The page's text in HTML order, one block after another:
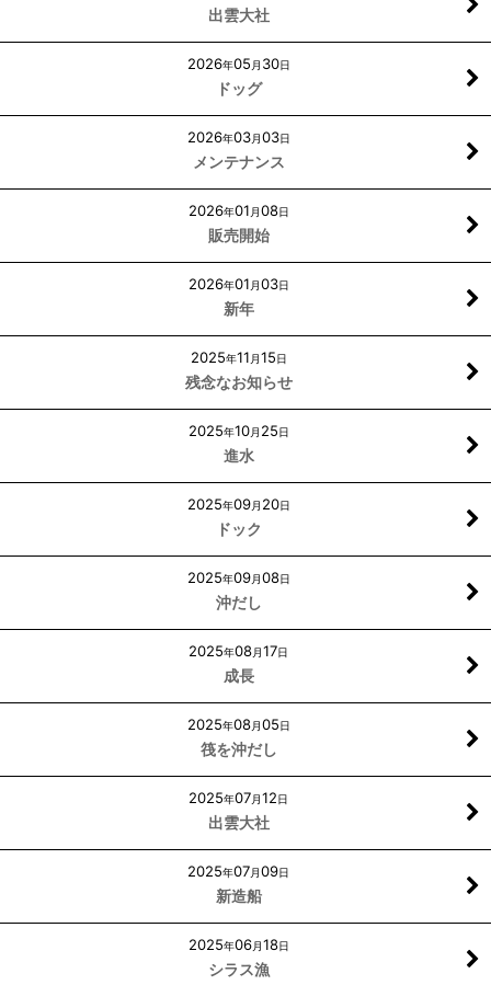
絞り込む
出雲大社
2026年05 月 30日
ドッグ
2026年03月03日
メンテナンス
2026年01 月08日
販売開始
2026年01 月03日
新年
2025年11 月15日
残念なお知らせ
2025年10月 25日
進水
2025年09月 20日
ドック
2025年09月08日
沖だし
2025年08月17日
成長
2025年08月05日
筏を沖だし
2025年07月12日
出雲大社
2025年07月09日
新造船
2025年06月18日
シラス漁